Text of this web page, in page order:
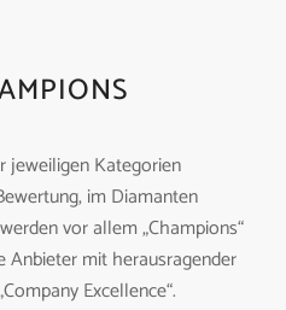
jeweiligen Kategorien
im Diamanten
vor allem „Champions“
Anbieter mit herausragender
Excellence“.